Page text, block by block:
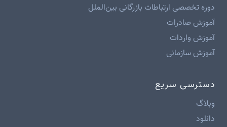
دوره تخصصی ارتباطات بازرگانی بین‌الملل
آموزش صادرات
آموزش واردات
آموزش سازمانی
دسترسی سریع
وبلاگ
دانلود